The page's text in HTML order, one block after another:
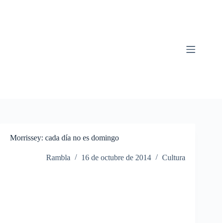
Morrissey: cada día no es domingo
Rambla 16 de octubre de 2014 Cultura